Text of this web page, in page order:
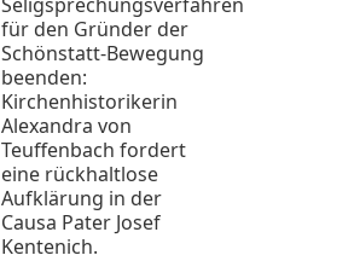
für den Gründer der
Schönstatt-Bewegung
beenden:
Kirchenhistorikerin
Alexandra von
Teuffenbach fordert
eine rückhaltlose
Aufklärung in der
Causa Pater Josef
Kentenich.